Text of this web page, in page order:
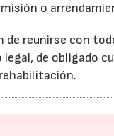
o
de reunirse con
de obligado